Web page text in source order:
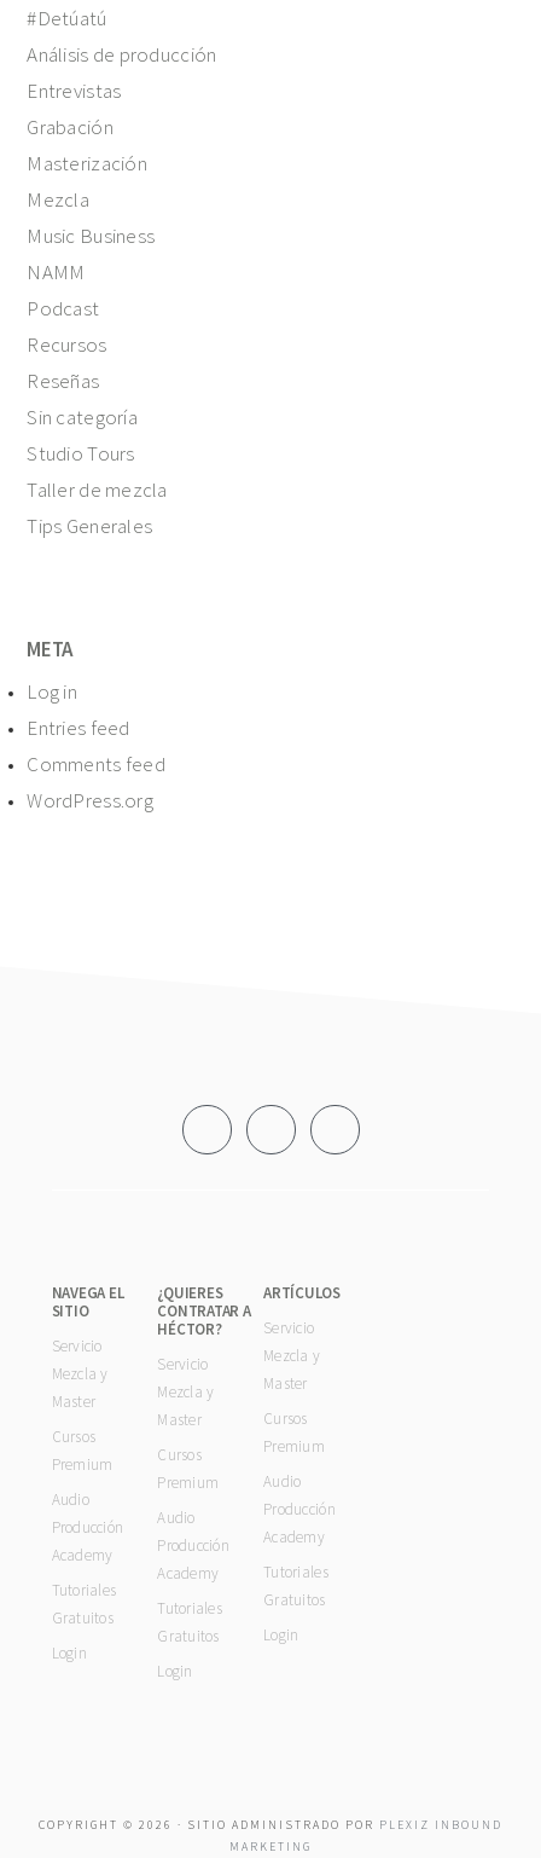
#Detúatú
Análisis de producción
Entrevistas
Grabación
Masterización
Mezcla
Music Business
NAMM
Podcast
Recursos
Reseñas
Sin categoría
Studio Tours
Taller de mezcla
Tips Generales
META
Log in
Entries feed
Comments feed
WordPress.org
NAVEGA EL
SITIO
Servicio
Mezcla y
Master
Cursos
Premium
Audio
Producción
Academy
Tutoriales
Gratuitos
Login
¿QUIERES
CONTRATAR A
HÉCTOR?
Servicio
Mezcla y
Master
Cursos
Premium
Audio
Producción
Academy
Tutoriales
Gratuitos
Login
ARTÍCULOS
Servicio
Mezcla y
Master
Cursos
Premium
Audio
Producción
Academy
Tutoriales
Gratuitos
Login
COPYRIGHT © 2026 · SITIO ADMINISTRADO POR PLEXIZ INBOUND
MARKETING